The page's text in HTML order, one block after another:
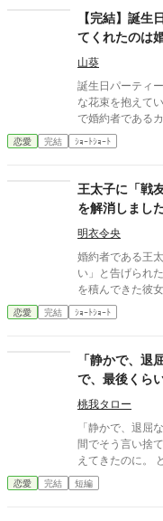
はもう遅い。 積
【完結】誕生
てくれたのは
山葵
誕生日パーティ
な花束を抱えていた。 会場に居る人達は、レオナル
で婚約者である
恋愛 完結 ｼｮｰﾄｼｮｰﾄ
王太子に「戦
を解消しまし
明衣令央
婚約者である王
い」と告げられ
を積んできた彼女は
せな結婚を迎え
うでもいいことだ
恋愛 完結 ｼｮｰﾄｼｮｰﾄ
「静かで、退
で、最後くら
桃我タロー
「静かで、退屈
間でそう言い捨
えてきたのに。
く、“便利な人”
い三日前まで殿
恋愛 完結 短編